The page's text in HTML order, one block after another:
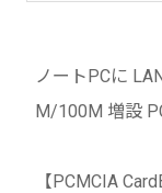
ノートPCに
M/100M 増設
【PCMCIA